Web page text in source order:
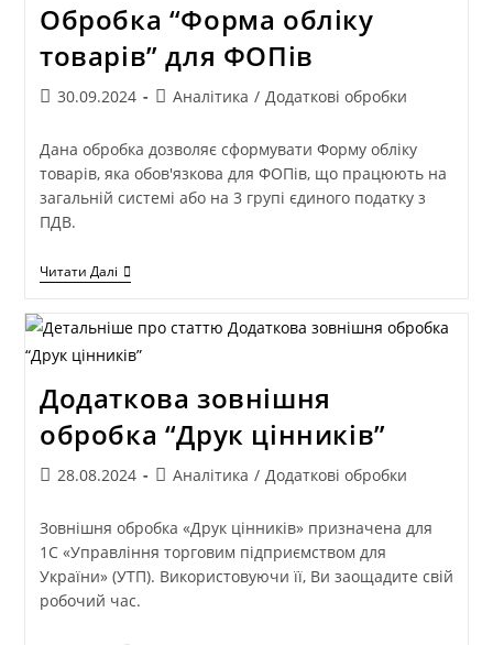
Обробка “Форма обліку
товарів” для ФОПів
30.09.2024 Аналітика / Додаткові обробки
Дана обробка дозволяє сформувати Форму обліку
товарів, яка обов'язкова для ФОПів, що працюють на
загальній системі або на 3 групі єдиного податку з
ПДВ.
Читати Далі
Додаткова зовнішня
обробка “Друк цінників”
28.08.2024 Аналітика / Додаткові обробки
Зовнішня обробка «Друк цінників» призначена для
1С «Управління торговим підприємством для
України» (УТП). Використовуючи її, Ви заощадите свій
робочий час.